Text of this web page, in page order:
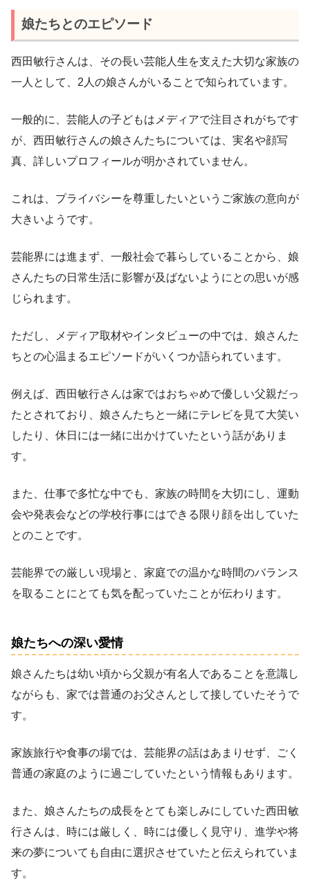
娘たちとのエピソード
西田敏行さんは、その長い芸能人生を支えた大切な家族の
一人として、2人の娘さんがいることで知られています。
一般的に、芸能人の子どもはメディアで注目されがちです
が、西田敏行さんの娘さんたちについては、実名や顔写
真、詳しいプロフィールが明かされていません。
これは、プライバシーを尊重したいというご家族の意向が
大きいようです。
芸能界には進まず、一般社会で暮らしていることから、娘
さんたちの日常生活に影響が及ばないようにとの思いが感
じられます。
ただし、メディア取材やインタビューの中では、娘さんた
ちとの心温まるエピソードがいくつか語られています。
例えば、西田敏行さんは家ではおちゃめで優しい父親だっ
たとされており、娘さんたちと一緒にテレビを見て大笑い
したり、休日には一緒に出かけていたという話がありま
す。
また、仕事で多忙な中でも、家族の時間を大切にし、運動
会や発表会などの学校行事にはできる限り顔を出していた
とのことです。
芸能界での厳しい現場と、家庭での温かな時間のバランス
を取ることにとても気を配っていたことが伝わります。
娘たちへの深い愛情
娘さんたちは幼い頃から父親が有名人であることを意識し
ながらも、家では普通のお父さんとして接していたそうで
す。
家族旅行や食事の場では、芸能界の話はあまりせず、ごく
普通の家庭のように過ごしていたという情報もあります。
また、娘さんたちの成長をとても楽しみにしていた西田敏
行さんは、時には厳しく、時には優しく見守り、進学や将
来の夢についても自由に選択させていたと伝えられていま
す。